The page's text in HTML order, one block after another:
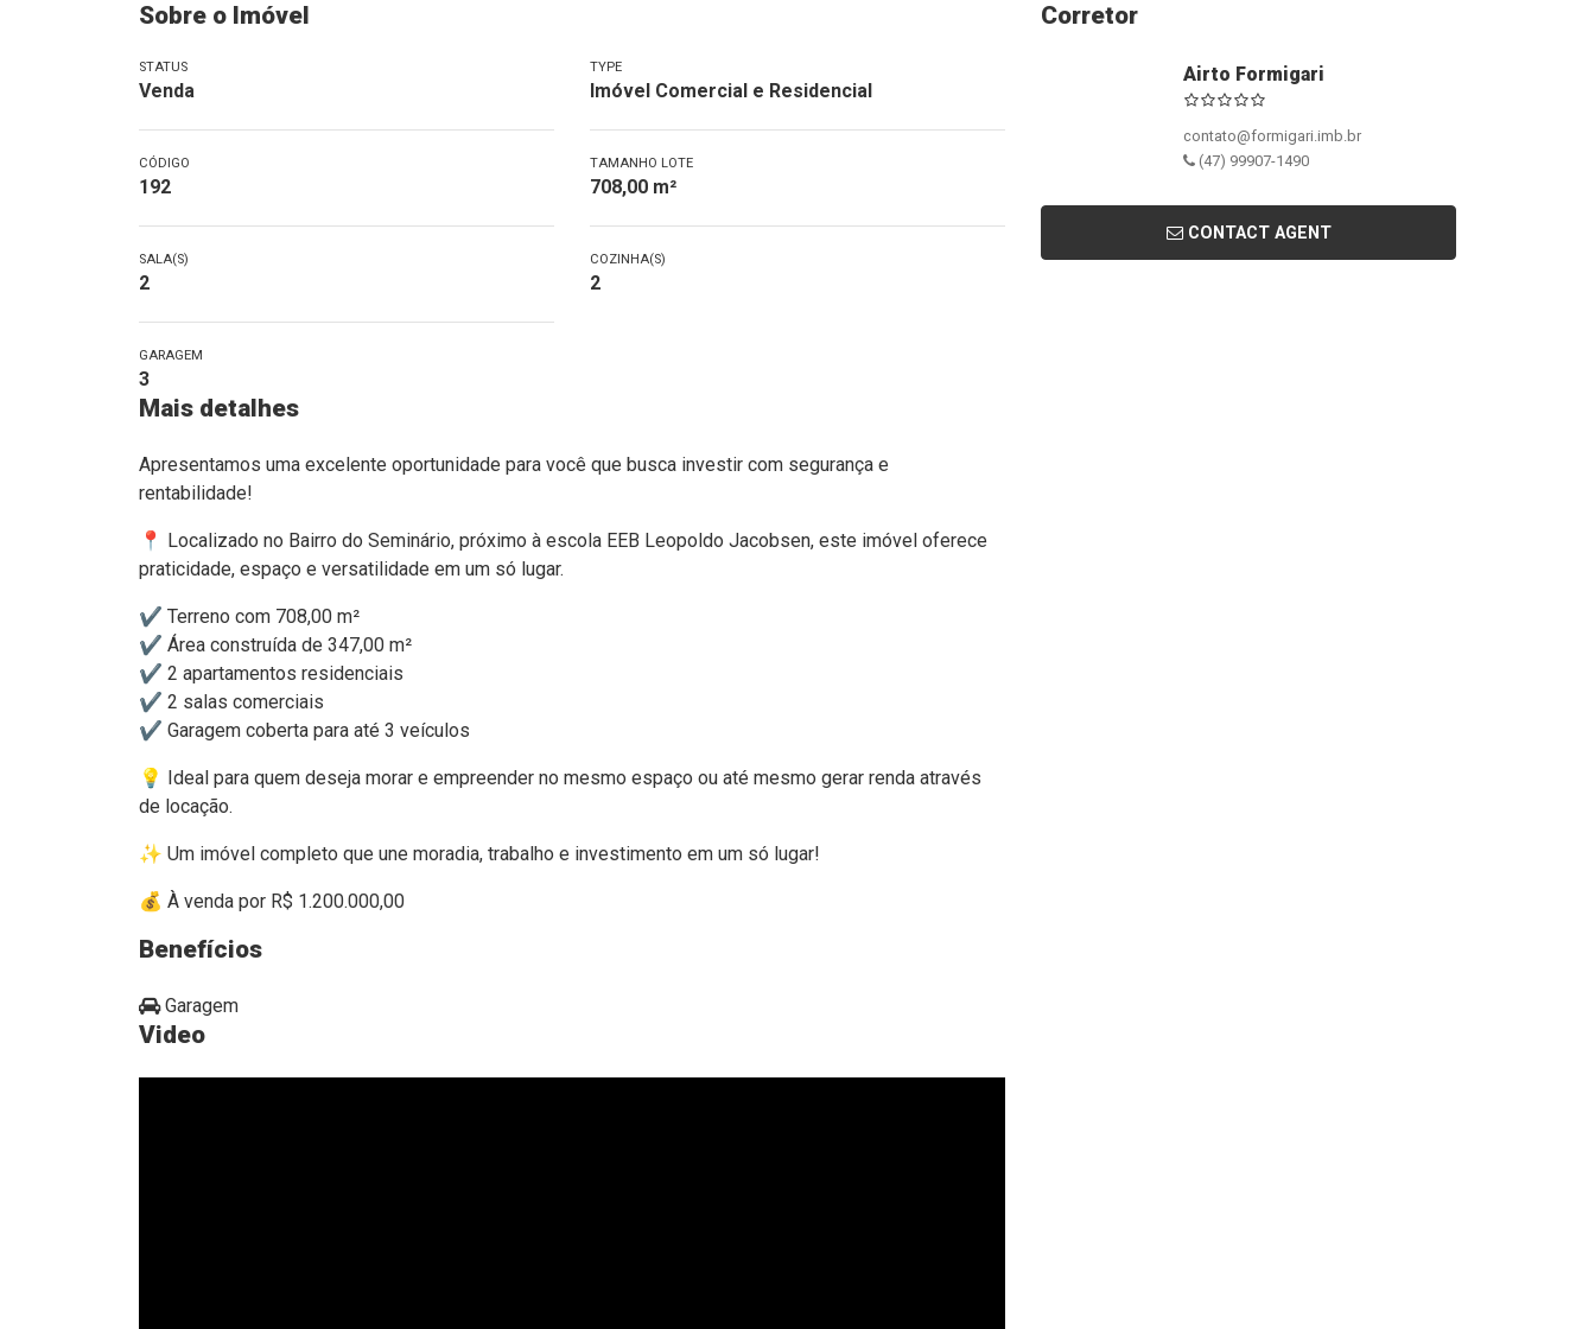
Sobre o Imóvel
STATUS
Venda
TYPE
Imóvel Comercial e Residencial
CÓDIGO
192
TAMANHO LOTE
708,00 m²
SALA(S)
2
COZINHA(S)
2
GARAGEM
3
Mais detalhes
Apresentamos uma excelente oportunidade para você que busca investir com segurança e
rentabilidade!
📍 Localizado no Bairro do Seminário, próximo à escola EEB Leopoldo Jacobsen, este imóvel oferece
praticidade, espaço e versatilidade em um só lugar.
✔️ Terreno com 708,00 m²
✔️ Área construída de 347,00 m²
✔️ 2 apartamentos residenciais
✔️ 2 salas comerciais
✔️ Garagem coberta para até 3 veículos
💡 Ideal para quem deseja morar e empreender no mesmo espaço ou até mesmo gerar renda através
de locação.
✨ Um imóvel completo que une moradia, trabalho e investimento em um só lugar!
💰 À venda por R$ 1.200.000,00
Benefícios
Garagem
Video
Corretor
Airto Formigari
contato@formigari.imb.br
(47) 99907-1490
CONTACT AGENT